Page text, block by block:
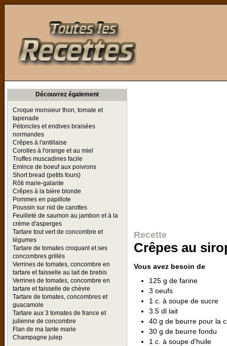
Découvrez également
Croque monsieur thon, tomate et
tapenade
Pétoncles et endives braisées
normandes
Crêpes à l'antillaise
Corolles à l'orange et au miel
Truffes muscadines facile
Emince de boeuf aux poivrons
Short bread (petits fours)
Rôti marie-galante
Crêpes à la bière blonde
Pommes en papillote
Poussin sur nid de carottes
Feuilleté de saumon au jambon et à la
crème d'asperges
Tartare tout vert de concombre et
légumes
Tartare de tomates croquant et ses
concombres grillés
Verrines de tomates, concombre en
tartare et faisselle au lait de brebis
Verrines de tomates, concombre en
tartare et faisselle de chèvre
Tartare de tomates, concombres et
guacamole
Tartare aux 3 tomates de france et
julienne de concombre
Flan de ma tante marie
Champagne julep
Recette
Crêpes au
Vous avez besoin de
125 g de farine
3 oeufs
1 c. à soupe de sucre
3.5 dl lait
40 g de beurre pour la
30 g de beurre fondu
1 c. à soupe d'huile